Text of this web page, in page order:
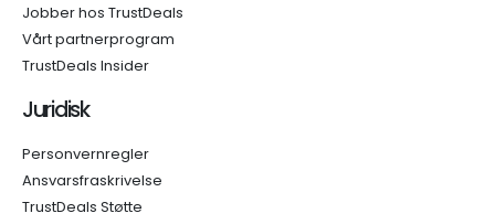
Jobber hos TrustDeals
Vårt partnerprogram
TrustDeals Insider
Juridisk
Personvernregler
Ansvarsfraskrivelse
TrustDeals Støtte